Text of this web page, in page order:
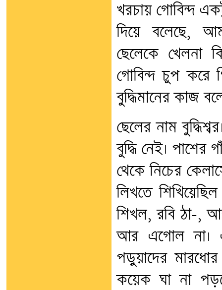
খরচায় গোবিন্দ
দিয়ে বলেছে,
ছেলেকে খেলনা
গোবিন্দ চুপ করে
বুদ্ধিমানের কাজ
ছেলের নাম
বুদ্ধি নেই।
থেকে নিচের
লিখতে
শিখল, রবি ঠা-,
আর এগোল না।
পড়ুয়াদের
কয়েক ঘা না